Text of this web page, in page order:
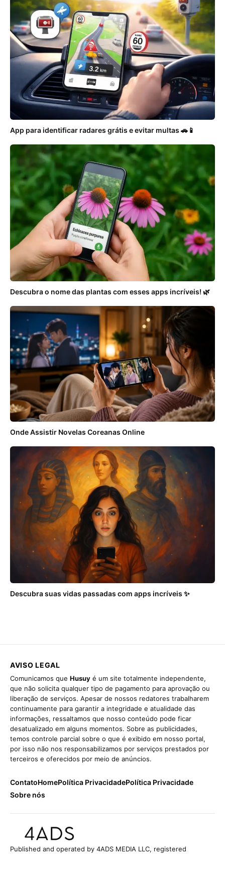
App para identificar radares grátis e evitar multas 🚗📱
Descubra o nome das plantas com esses apps incríveis! 🌿
Onde Assistir Novelas Coreanas Online
Descubra suas vidas passadas com apps incríveis ✨
AVISO LEGAL
Comunicamos que Husuy é um site totalmente independente,
que não solicita qualquer tipo de pagamento para aprovação ou
liberação de serviços. Apesar de nossos redatores trabalharem
continuamente para garantir a integridade e atualidade das
informações, ressaltamos que nosso conteúdo pode ficar
desatualizado em alguns momentos. Sobre as publicidades,
temos controle parcial sobre o que é exibido em nosso portal,
por isso não nos responsabilizamos por serviços prestados por
terceiros e oferecidos por meio de anúncios.
ContatoHomePolítica PrivacidadePolítica Privacidade
Sobre nós
Published and operated by 4ADS MEDIA LLC, registered